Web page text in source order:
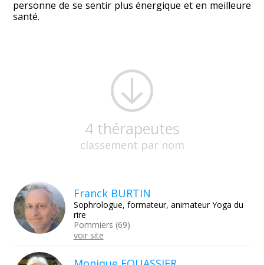
personne de se sentir plus énergique et en meilleure
santé.
4 thérapeutes
classement par nom
Franck BURTIN
Sophrologue, formateur, animateur Yoga du
rire
Pommiers (69)
voir site